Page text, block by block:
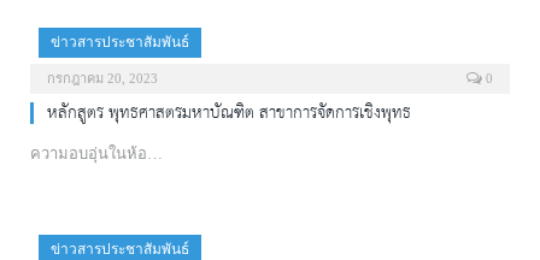
ข่าวสารประชาสัมพันธ์
กรกฎาคม 20, 2023 0
หลักสูตร พุทธศาสตรมหาบัณฑิต สาขาการจัดการเชิงพุทธ
ความอบอุ่นในห้อ…
ข่าวสารประชาสัมพันธ์